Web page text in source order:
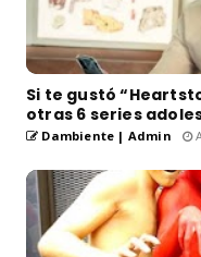
Si te gustó
otras 6 series
Dambiente | Admin